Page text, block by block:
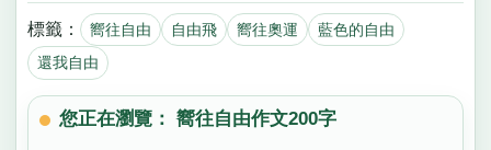
標籤： 嚮往自由 自由飛 嚮往奧運
藍色的自由
還我自由
您正在瀏覽： 嚮往自由作文200字